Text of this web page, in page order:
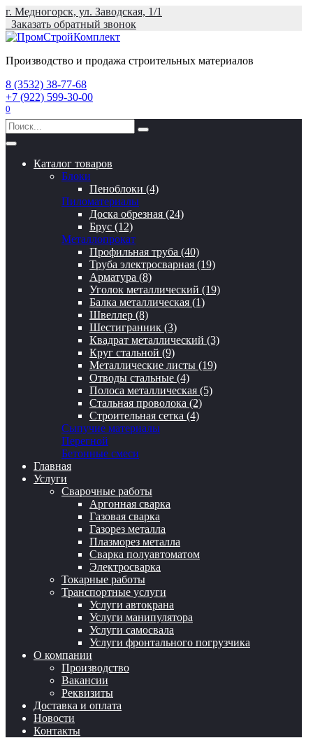
Перейти
содержанию
г. Медногорск, ул. Заводская, 1/1
Заказать обратный звонок
Производство и продажа строительных материалов
8 (3532) 38-77-68
+7 (922) 599-30-00
0
Search
for:
Каталог товаров
Блоки
Пеноблоки (4)
Пиломатериалы
Доска обрезная (24)
Брус (12)
Металлопрокат
Профильная труба (40)
Труба электросварная (19)
Арматура (8)
Уголок металлический (19)
Балка металлическая (1)
Швеллер (8)
Шестигранник (3)
Квадрат металлический (3)
Круг стальной (9)
Металлические листы (19)
Отводы стальные (4)
Полоса металлическая (5)
Стальная проволока (2)
Строительная сетка (4)
Сыпучие материалы
Перегной
Бетонные смеси
Главная
Услуги
Сварочные работы
Аргонная сварка
Газовая сварка
Газорез металла
Плазморез металла
Сварка полуавтоматом
Электросварка
Токарные работы
Транспортные услуги
Услуги автокрана
Услуги манипулятора
Услуги самосвала
Услуги фронтального погрузчика
О компании
Производство
Вакансии
Реквизиты
Доставка и оплата
Новости
Контакты